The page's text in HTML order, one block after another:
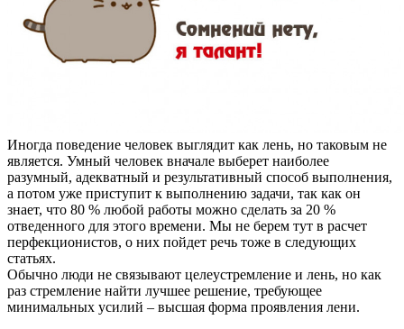
Иногда поведение человек выглядит как лень, но таковым не
является. Умный человек вначале выберет наиболее
разумный, адекватный и результативный способ выполнения,
а потом уже приступит к выполнению задачи, так как он
знает, что 80 % любой работы можно сделать за 20 %
отведенного для этого времени. Мы не берем тут в расчет
перфекционистов, о них пойдет речь тоже в следующих
статьях.
Обычно люди не связывают целеустремление и лень, но как
раз стремление найти лучшее решение, требующее
минимальных усилий – высшая форма проявления лени.